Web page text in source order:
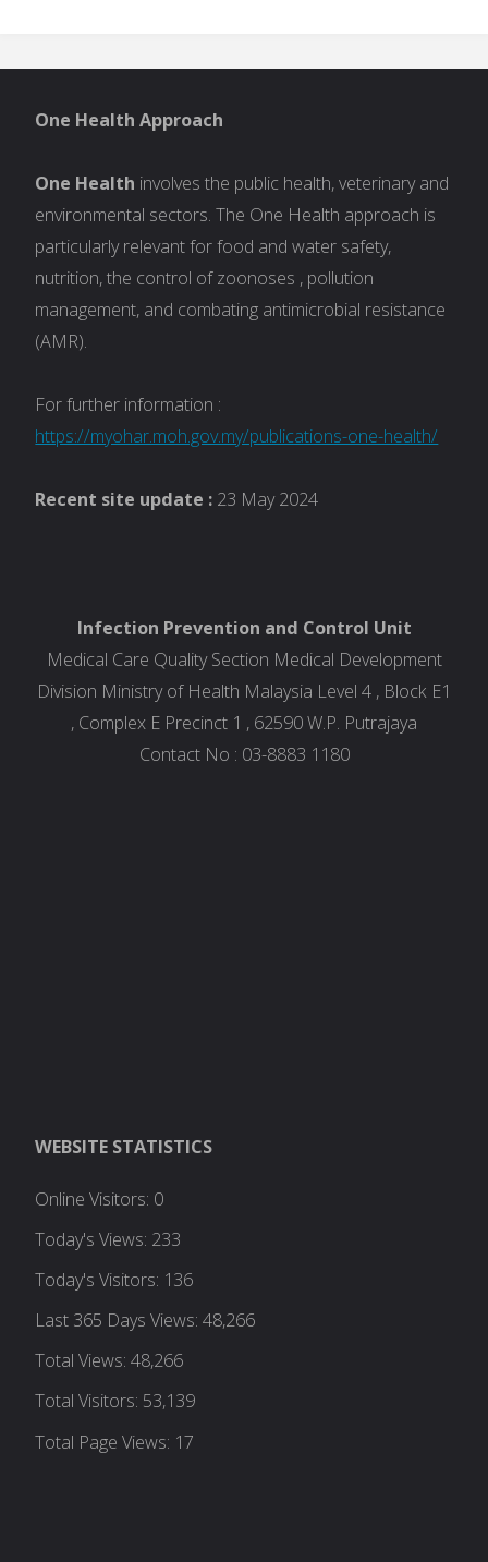
One Health Approach
One Health involves the public health, veterinary and
environmental sectors. The One Health approach is
particularly relevant for food and water safety,
nutrition, the control of zoonoses , pollution
management, and combating antimicrobial resistance
(AMR).
For further information :
https://myohar.moh.gov.my/publications-one-health/
Recent site update : 23 May 2024
Infection Prevention and Control Unit
Medical Care Quality Section Medical Development
Division Ministry of Health Malaysia Level 4 , Block E1
, Complex E Precinct 1 , 62590 W.P. Putrajaya
Contact No : 03-8883 1180
WEBSITE STATISTICS
Online Visitors: 0
Today's Views: 233
Today's Visitors: 136
Last 365 Days Views:48,266
Total Views:48,266
Total Visitors: 53,139
Total Page Views: 17